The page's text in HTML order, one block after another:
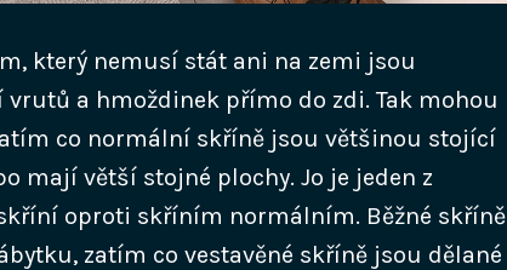
který nemusí stát ani na zemi jsou
a hmoždinek přímo do zdi. Tak mohou
co normální skříně jsou většinou stojící
mají větší stojné plochy. Jo je jeden z
oproti skříním normálním. Běžné skříně
zatím co vestavěné skříně jsou dělané